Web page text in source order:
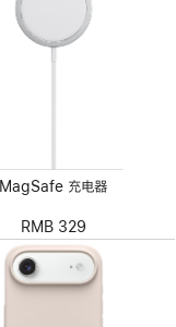
MagSafe 充电器
RMB 329